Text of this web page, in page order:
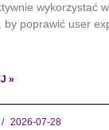
wykorzystać
by poprawić user
»
2026-07-28